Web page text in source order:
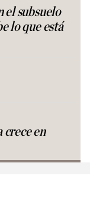
el subsuelo
lo que está
crece en